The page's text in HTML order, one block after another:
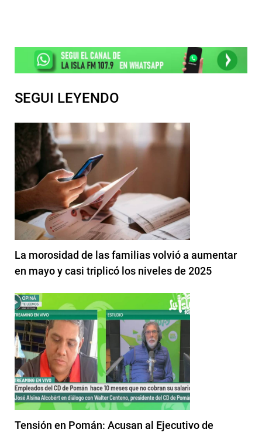
SEGUI LEYENDO
La morosidad de las familias volvió a aumentar
en mayo y casi triplicó los niveles de 2025
Tensión en Pomán: Acusan al Ejecutivo de